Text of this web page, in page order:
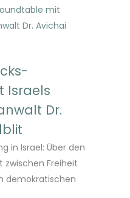
Israels
Dr.
in Israel: Über den
zwischen Freiheit
demokratischen